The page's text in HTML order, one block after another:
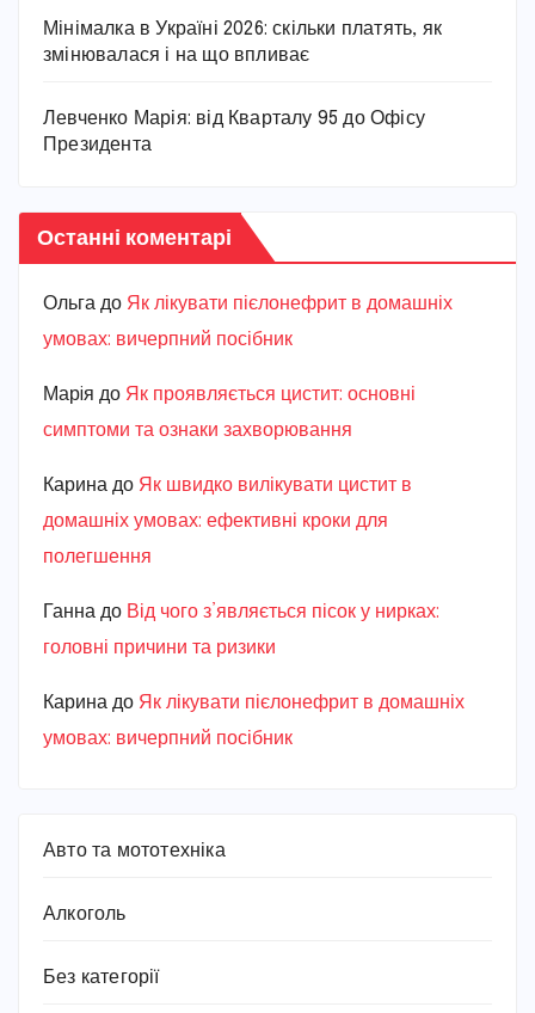
Мінімалка в Україні 2026: скільки платять, як
змінювалася і на що впливає
Левченко Марія: від Кварталу 95 до Офісу
Президента
Останні коментарі
Ольга до Як лікувати пієлонефрит в домашніх
умовах: вичерпний посібник
Марiя до Як проявляється цистит: основні
симптоми та ознаки захворювання
Карина до Як швидко вилікувати цистит в
домашніх умовах: ефективні кроки для
полегшення
Ганна до Від чого з’являється пісок у нирках:
головні причини та ризики
Карина до Як лікувати пієлонефрит в домашніх
умовах: вичерпний посібник
Авто та мототехніка
Алкоголь
Без категорії